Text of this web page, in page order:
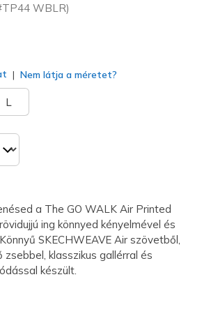
TP44 WBLR)
Nem látja a méretet?
L
a The GO WALK Air Printed
ing könnyed kényelmével és
SKECHWEAVE Air szövetből,
zsebbel, klasszikus gallérral és
készült.